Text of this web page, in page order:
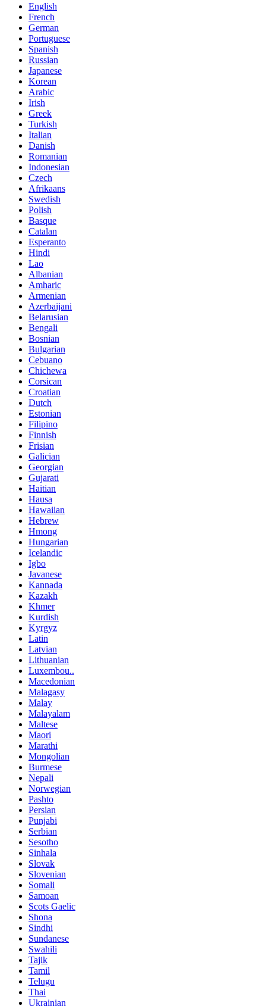
English
French
German
Portuguese
Spanish
Russian
Japanese
Korean
Arabic
Irish
Greek
Turkish
Italian
Danish
Romanian
Indonesian
Czech
Afrikaans
Swedish
Polish
Basque
Catalan
Esperanto
Hindi
Lao
Albanian
Amharic
Armenian
Azerbaijani
Belarusian
Bengali
Bosnian
Bulgarian
Cebuano
Chichewa
Corsican
Croatian
Dutch
Estonian
Filipino
Finnish
Frisian
Galician
Georgian
Gujarati
Haitian
Hausa
Hawaiian
Hebrew
Hmong
Hungarian
Icelandic
Igbo
Javanese
Kannada
Kazakh
Khmer
Kurdish
Kyrgyz
Latin
Latvian
Lithuanian
Luxembou..
Macedonian
Malagasy
Malay
Malayalam
Maltese
Maori
Marathi
Mongolian
Burmese
Nepali
Norwegian
Pashto
Persian
Punjabi
Serbian
Sesotho
Sinhala
Slovak
Slovenian
Somali
Samoan
Scots Gaelic
Shona
Sindhi
Sundanese
Swahili
Tajik
Tamil
Telugu
Thai
Ukrainian